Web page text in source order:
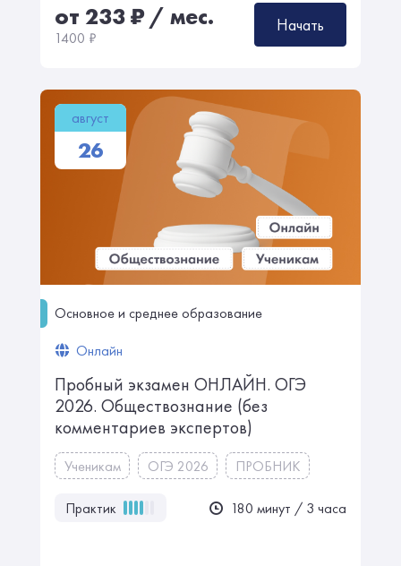
от 233₽/ мес.
1400 ₽
Начать
август
26
Основное и среднее образование
Онлайн
Пробный экзамен ОНЛАЙН. ㅤㅤОГЭ
2026. Обществознание ㅤㅤ(без
комментариев экспертов)
Ученикам ОГЭ 2026 ПРОБНИК
Практик 180 минут / 3 часа